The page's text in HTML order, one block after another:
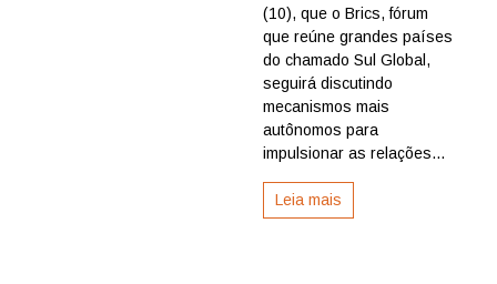
(10), que o Brics, fórum
que reúne grandes países
do chamado Sul Global,
seguirá discutindo
mecanismos mais
autônomos para
impulsionar as relações...
Leia mais